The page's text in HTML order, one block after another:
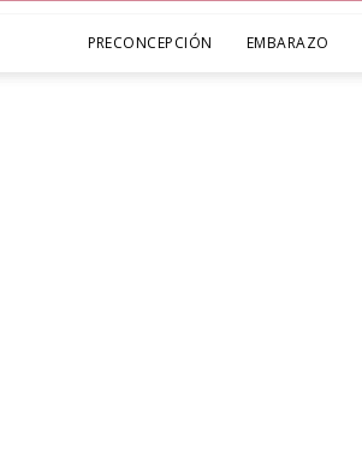
PRECONCEPCIÓN EMBARAZO